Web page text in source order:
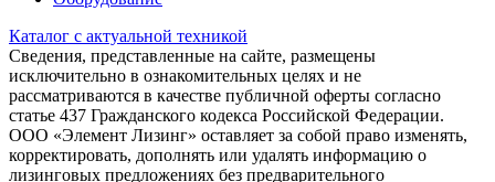
Каталог с актуальной техникой
Сведения, представленные на сайте, размещены
исключительно в ознакомительных целях и не
рассматриваются в качестве публичной оферты согласно
статье 437 Гражданского кодекса Российской Федерации.
ООО «Элемент Лизинг» оставляет за собой право изменять,
корректировать, дополнять или удалять информацию о
лизинговых предложениях без предварительного